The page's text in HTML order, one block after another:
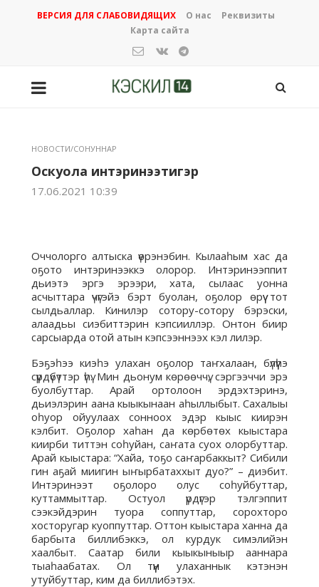
ВЕРСИЯ ДЛЯ СЛАБОВИДЯЩИХ О нас
Реквизиты
Карта сайта
НОВОСТИ/СОНУННАР
Оскуола интэринээтигэр
17.06.2021 10:39
Оччолорго алтыска үөрэнэбин. Кылааһым хас да
оҕото интэринээккэ олорор. Интэринээппит
дьиэтэ эргэ эрээри, хата, сылаас уонна
асчыттара үчүгэйэ бэрт буолан, оҕолор өрүү тот
сылдьаллар. Кинилэр сотору-сотору бэрэски,
алаадьы сиэбиттэрин кэпсииллэр. Онтон биир
сарсыарда отой атын кэпсээннээх кэл лилэр.
Бэҕэһээ киэһэ улахан оҕолор таҥхалаан, бүлүүһэ
сүүрдүбүттэр үһү. Мин дьонум көрөөччү, сэргээччи эрэ
буолбуттар. Арай ортолоон эрдэхтэринэ,
дьиэлэрин аана кыыкынаан аһыллыбыт. Сахалыы
оһуор ойуулаах сонноох эдэр кыыс киирэн
кэлбит. Оҕолор хаһан да көрбөтөх кыыстара
киирби титтэн соһуйан, саҥата суох олорбуттар.
Арай кыыстара: “Хайа, тоҕо саҥарбаккыт? Сибили
гин аҕай миигин ыҥырбатаххыт дуо?” – диэбит.
Интэринээт оҕолоро олус соһуйбуттар,
куттаммыттар. Остуол үрдүгэр тэлгэппит
сээкэйдэрин туора соппуттар, сорохторо
хосторугар куоппуттар. Оттон кыыстара ханна да
барбыта биллибэккэ, ол курдук симэлийэн
хаалбыт. Саатар били кыыкыныыр ааннара
тыаһаабатах. Ол түүн улаханнык кэтэнэн
утуйбуттар, ким да биллибэтэх.